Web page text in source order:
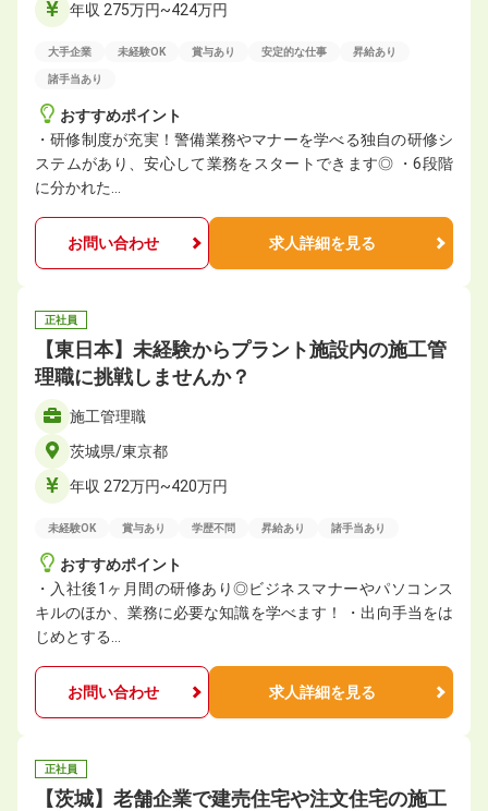
年収 275万円~424万円
大手企業 未経験OK 賞与あり 安定的な仕事 昇給あり
諸手当あり
おすすめポイント
・研修制度が充実！警備業務やマナーを学べる独自の研修シ
ステムがあり、安心して業務をスタートできます◎ ・6段階
に分かれた…
お問い合わせ 求人詳細を見る
正社員
【東日本】未経験からプラント施設内の施工管
理職に挑戦しませんか？
施工管理職
茨城県/東京都
年収 272万円~420万円
未経験OK 賞与あり 学歴不問 昇給あり 諸手当あり
おすすめポイント
・入社後1ヶ月間の研修あり◎ビジネスマナーやパソコンス
キルのほか、業務に必要な知識を学べます！ ・出向手当をは
じめとする…
お問い合わせ 求人詳細を見る
正社員
【茨城】老舗企業で建売住宅や注文住宅の施工